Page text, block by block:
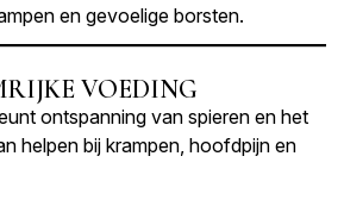
en gevoelige borsten.
VOEDING
ontspanning van spieren en het
helpen bij krampen, hoofdpijn en